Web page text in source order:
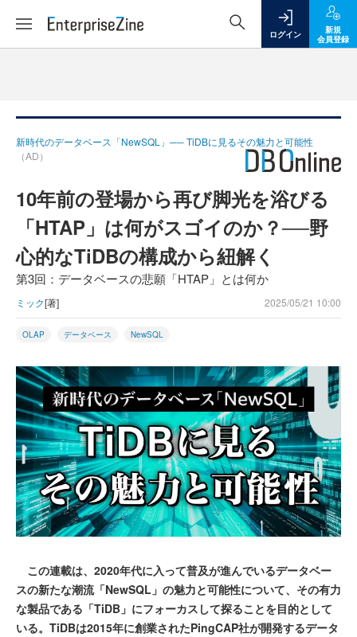
ログイン
新規
会員登録
新時代のデータベース「NewSQL」── TiDBに見るその魅力と可能性
（AD）
10年前の登場から再び脚光を浴びる
「HTAP」は何がスゴイのか？──野
心的なTiDBの構成から紐解く
第3回：データベースの悲願「HTAP」とは何か
ミック[著] 2025/05/21 10:00
OLAP データベース NewSQL
この連載は、2020年代に入って普及が進んでいるデータベー
スの新たな潮流「NewSQL」の魅力と可能性について、その有力
な製品である「TiDB」にフォーカスして探ることを目的として
いる。TiDBは2015年に創業されたPingCAP社が開発するデータ